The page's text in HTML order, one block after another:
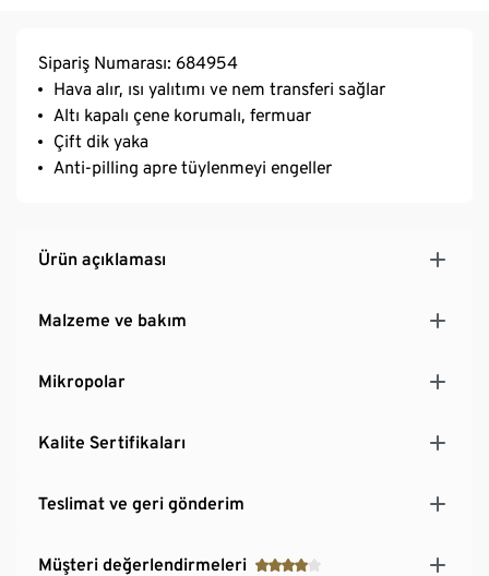
Sipariş Numarası: 684954
Hava alır, ısı yalıtımı ve nem transferi sağlar
Altı kapalı çene korumalı, fermuar
Çift dik yaka
Anti-pilling apre tüylenmeyi engeller
Ürün açıklaması
Malzeme ve bakım
Mikropolar
Kalite Sertifikaları
Teslimat ve geri gönderim
Müşteri değerlendirmeleri